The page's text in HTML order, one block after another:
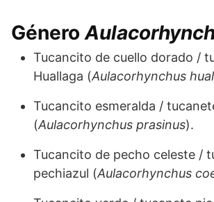
Género
Tucancito de cuello dorado /
Huallaga (Aulacorhynchus
Tucancito esmeralda /
(Aulacorhynchus prasinus).
Tucancito de pecho celeste /
pechiazul (Aulacorhynchus